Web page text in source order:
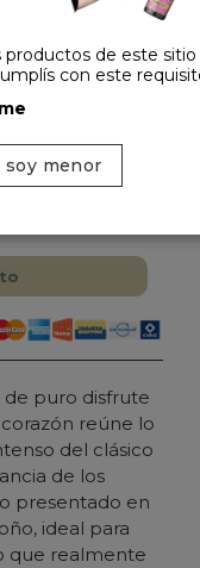
10%
puro disfrute
reúne lo
del clásico
de los
presentado en
ideal para
que realmente
productos de este
con este